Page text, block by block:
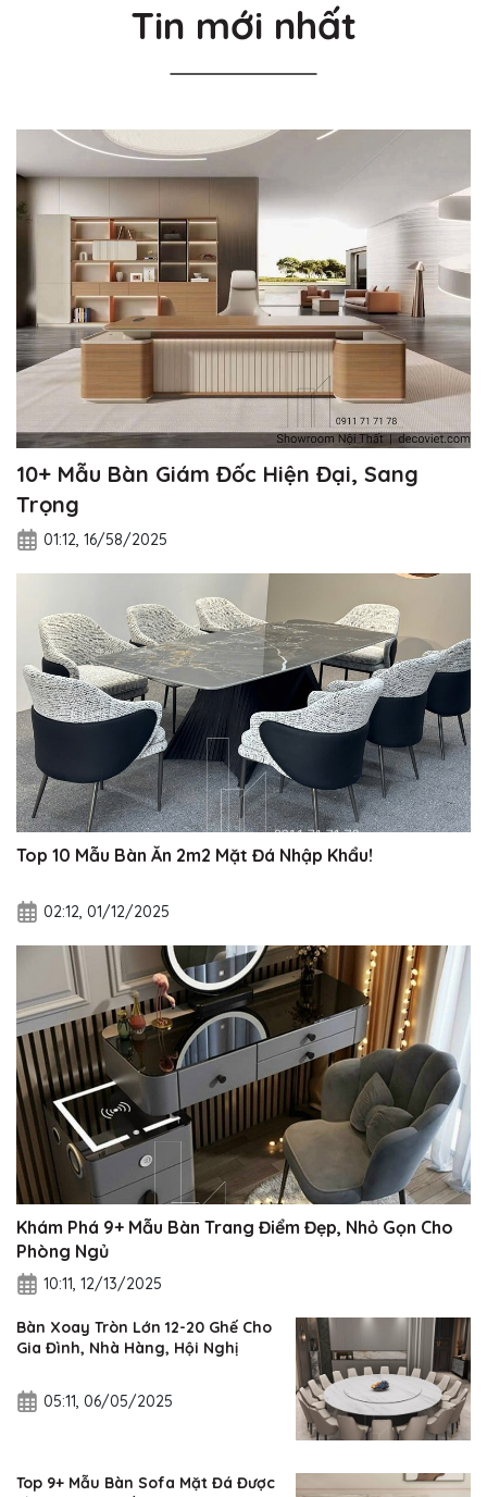
Tin mới nhất
10+ Mẫu Bàn Giám Đốc Hiện Đại, Sang
Trọng
01:12, 16/58/2025
Top 10 Mẫu Bàn Ăn 2m2 Mặt Đá Nhập Khẩu!
02:12, 01/12/2025
Khám Phá 9+ Mẫu Bàn Trang Điểm Đẹp, Nhỏ Gọn Cho
Phòng Ngủ
10:11, 12/13/2025
Bàn Xoay Tròn Lớn 12-20 Ghế Cho
Gia Đình, Nhà Hàng, Hội Nghị
05:11, 06/05/2025
Top 9+ Mẫu Bàn Sofa Mặt Đá Được